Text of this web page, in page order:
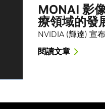
MONAI 影
療領域的發
NVIDIA (輝達) 宣
閱讀文章